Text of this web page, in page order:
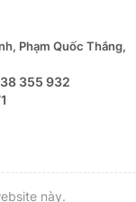
Phạm Quốc Thắng,
355 932
này.